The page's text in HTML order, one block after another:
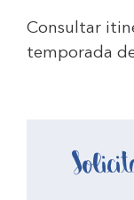
Consultar
temporada